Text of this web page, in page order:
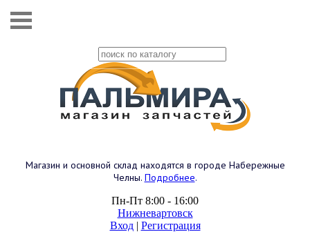
Магазин и основной склад находятся в городе Набережные
Челны. Подробнее.
Пн-Пт 8:00 - 16:00
Нижневартовск
Вход| Регистрация